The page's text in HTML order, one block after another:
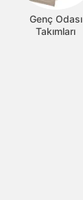
Genç Odası
Takımları